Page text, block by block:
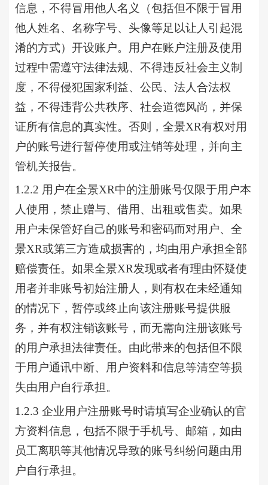
信息，不得冒用他人名义（包括但不限于冒用
他人姓名、名称字号、头像等足以让人引起混
淆的方式）开设账户。用户在账户注册及使用
过程中需遵守法律法规、不得违反社会主义制
度，不得侵犯国家利益、公民、法人合法权
益，不得违背公共秩序、社会道德风尚，并保
证所有信息的真实性。否则，全景XR有权对用
户的账号进行暂停使用或注销等处理，并向主
管机关报告。
1.2.2 用户在全景XR中的注册账号仅限于用户本
人使用，禁止赠与、借用、出租或售卖。如果
用户未保管好自己的账号和密码而对用户、全
景XR或第三方造成损害的，均由用户承担全部
赔偿责任。如果全景XR发现或者有理由怀疑使
用者并非账号初始注册人，则有权在未经通知
的情况下，暂停或终止向该注册账号提供服
务，并有权注销该账号，而无需向注册该账号
的用户承担法律责任。由此带来的包括但不限
于用户通讯中断、用户资料和信息等清空等损
失由用户自行承担。
1.2.3 企业用户注册账号时请填写企业确认的官
方资料信息，包括不限于手机号、邮箱，如由
员工离职等其他情况导致的账号纠纷问题由用
户自行承担。